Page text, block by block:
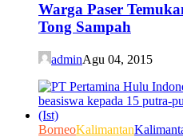
Warga Paser
Tong Sampah
adminAgu 04, 2015
BorneoKalimantan